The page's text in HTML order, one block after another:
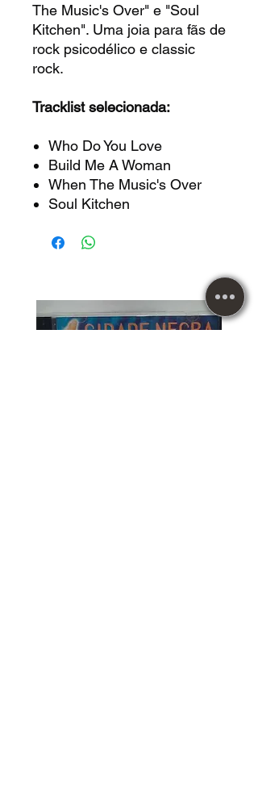
The Music's Over" e "Soul
Kitchen". Uma joia para fãs de
rock psicodélico e classic
rock.
Tracklist selecionada:
Who Do You Love
Build Me A Woman
When The Music's Over
Soul Kitchen